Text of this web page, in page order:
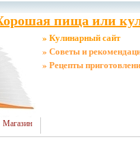
пища или
» Кулинарный сайт
» Советы и
» Рецепты
Магазин